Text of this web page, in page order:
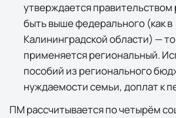
утверждается
быть выше федерального (как в
Калининградской области) —
применяется региональный.
пособий из регионального
нуждаемости семьи, доплат к
ПМ рассчитывается по четырём